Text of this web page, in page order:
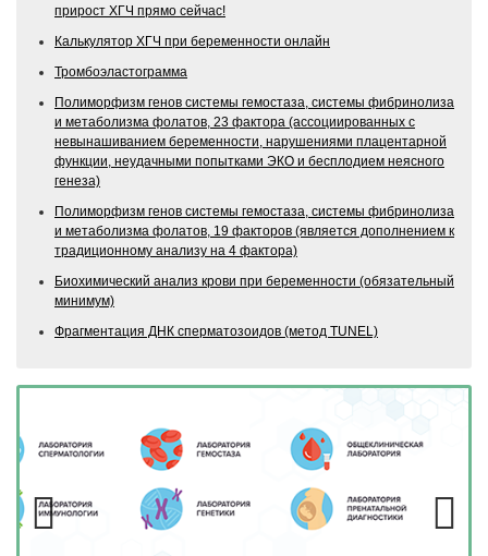
прирост ХГЧ прямо сейчас!
Калькулятор ХГЧ при беременности онлайн
Тромбоэластограмма
Полиморфизм генов системы гемостаза, системы фибринолиза
и метаболизма фолатов, 23 фактора (ассоциированных с
невынашиванием беременности, нарушениями плацентарной
функции, неудачными попытками ЭКО и бесплодием неясного
генеза)
Полиморфизм генов системы гемостаза, системы фибринолиза
и метаболизма фолатов, 19 факторов (является дополнением к
традиционному анализу на 4 фактора)
Биохимический анализ крови при беременности (обязательный
минимум)
Фрагментация ДНК сперматозоидов (метод TUNEL)